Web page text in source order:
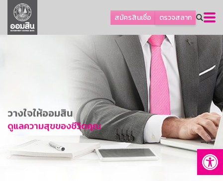
สมัครสินเชื่อ ตรวจสลาก
ลูกค้าธุรกิจ
ลูกค้าผู้ประกอบรายย่อย
การพัฒนาที่ยั่งยืน
ข่าวสาร
บริการทางการเงิน
อื่นๆ
วางใจให้ออมสิน
ดูแลความสุขของชีวิตคุณ